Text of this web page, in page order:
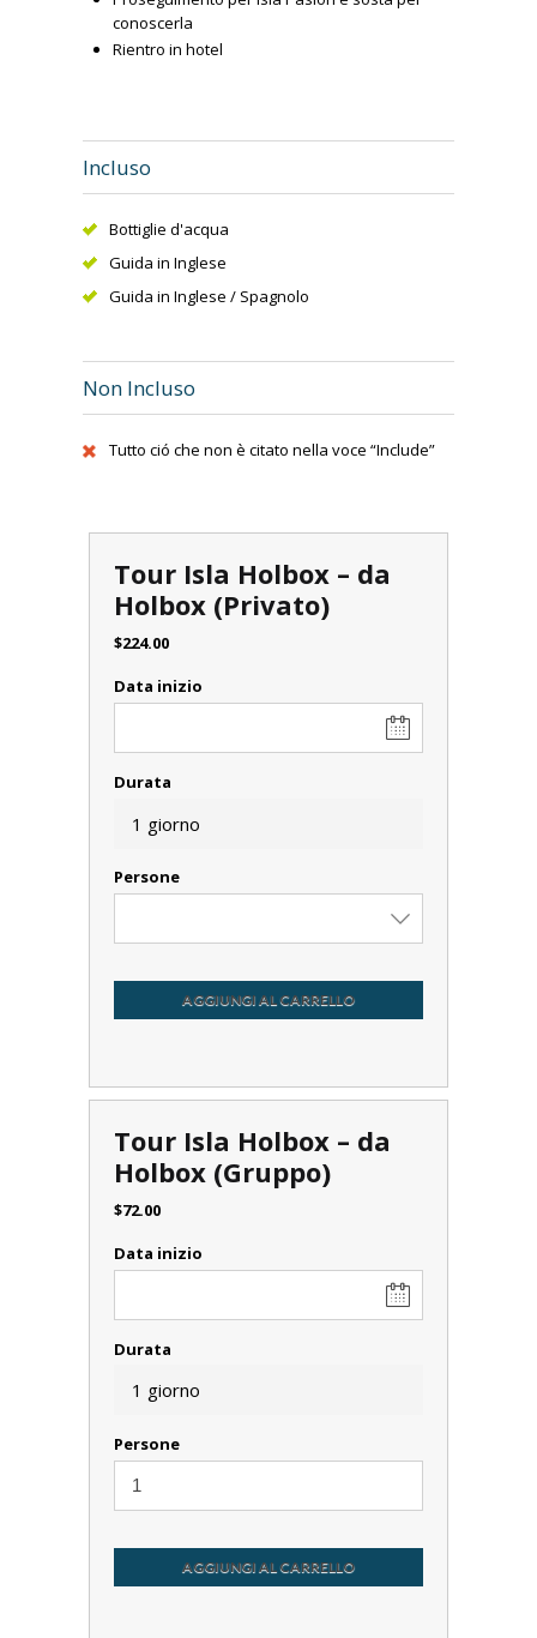
conoscerla
Rientro in hotel
Incluso
Bottiglie d'acqua
Guida in Inglese
Guida in Inglese / Spagnolo
Non Incluso
Tutto ció che non è citato nella voce “Include”
Tour Isla Holbox – da
Holbox (Privato)
$224.00
Data inizio
Durata
1 giorno
Persone
AGGIUNGI AL CARRELLO
Tour Isla Holbox – da
Holbox (Gruppo)
$72.00
Data inizio
Durata
1 giorno
Persone
AGGIUNGI AL CARRELLO